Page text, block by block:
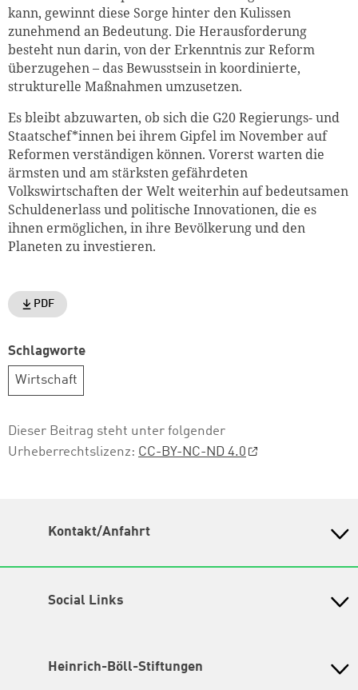
kann, gewinnt diese Sorge hinter den Kulissen
zunehmend an Bedeutung. Die Herausforderung
besteht nun darin, von der Erkenntnis zur Reform
überzugehen – das Bewusstsein in koordinierte,
strukturelle Maßnahmen umzusetzen.
Es bleibt abzuwarten, ob sich die G20 Regierungs- und
Staatschef*innen bei ihrem Gipfel im November auf
Reformen verständigen können. Vorerst warten die
ärmsten und am stärksten gefährdeten
Volkswirtschaften der Welt weiterhin auf bedeutsamen
Schuldenerlass und politische Innovationen, die es
ihnen ermöglichen, in ihre Bevölkerung und den
Planeten zu investieren.
PDF
Schlagworte
Wirtschaft
Dieser Beitrag steht unter folgender
Urheberrechtslizenz: CC-BY-NC-ND 4.0
Kontakt/Anfahrt
in der Heinrich-Böll-Stiftung e.V.
Social Links
TikTok
Heinrich-Böll-Stiftungen